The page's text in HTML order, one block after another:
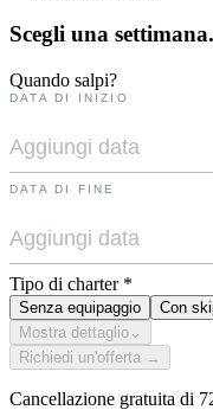
Scegli una settimana.
Quando salpi?
DATA DI INIZIO
DATA DI FINE
Tipo di charter *
Senza equipaggio Con
Mostra dettaglio ⌄
Richiedi un'offerta →
Cancellazione gratuita di